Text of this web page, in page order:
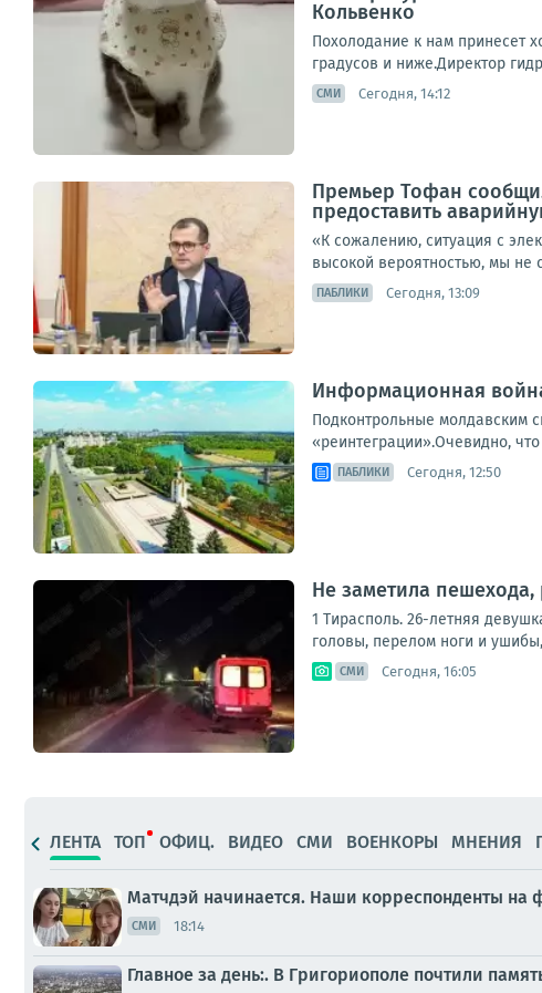
Кольвенко
Похолодание к нам принесет
градусов и ниже.Директор
СМИ Сегодня, 14:12
Премьер Тофан
предоставить
«К сожалению, ситуация с
высокой вероятностью, мы не
ПАБЛИКИ Сегодня, 13:09
Информационная
Подконтрольные молдавским
«реинтеграции».Очевидно,
ПАБЛИКИ Сегодня, 12:50
Не заметила
1 Тирасполь. 26-летняя
головы, перелом ноги и
СМИ Сегодня, 16:05
ЛЕНТА ТОП ОФИЦ. ВИДЕО СМИ ВОЕНКОРЫ МНЕНИЯ
Матчдэй начинается. Наши корреспонденты
СМИ 18:14
Главное за день:. В Григориополе почтили